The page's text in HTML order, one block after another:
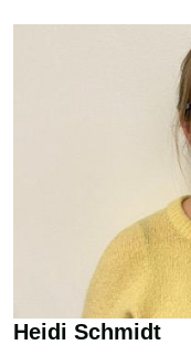
Heidi Schmidt